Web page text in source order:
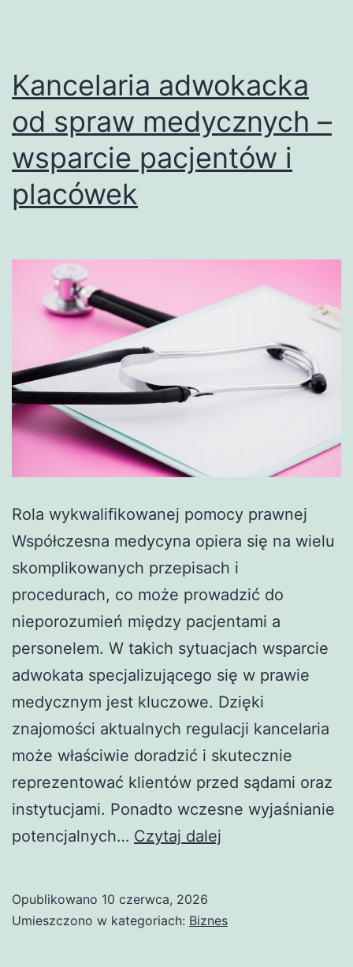
Kancelaria adwokacka
od spraw medycznych –
wsparcie pacjentów i
placówek
Rola wykwalifikowanej pomocy prawnej
Współczesna medycyna opiera się na wielu
skomplikowanych przepisach i
procedurach, co może prowadzić do
nieporozumień między pacjentami a
personelem. W takich sytuacjach wsparcie
adwokata specjalizującego się w prawie
medycznym jest kluczowe. Dzięki
znajomości aktualnych regulacji kancelaria
może właściwie doradzić i skutecznie
reprezentować klientów przed sądami oraz
instytucjami. Ponadto wczesne wyjaśnianie
potencjalnych… Czytaj dalej
spraw
Opublikowano 10 czerwca, 2026
Umieszczono w kategoriach: Biznes